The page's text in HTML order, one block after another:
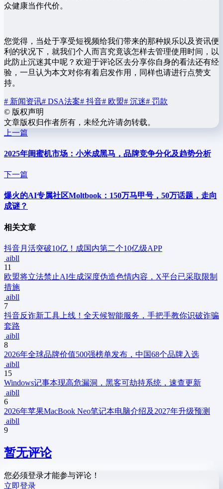
众健康当作代价。
您觉得，当处于享受短视频给我们带来的那种娱乐以及资讯便
利的状况下，就我们个人而言究竟该怎样去管理使用时间，以
此防止沉迷其中呢？欢迎于评论区去分享你自身的看法还有经
验，一旦认为本文对你有着启发作用，同样也请进行点赞支
持。
# 新闻资讯# DSA法案# 抖音# 欧盟# 沉迷# 罚款
© 版权声明
文章版权归作者所有，未经允许请勿转载。
上一篇
2025年闺蜜机市场：小米成黑马，品牌竞争分化及趋势分析
下一篇
爆火的AI专属社区Moltbook：150万马甲号，50万话题，走向
成谜？
相关文章
抖音月活突破10亿！成国内第二个10亿级APP
aibll
11
欧盟将立法禁止AI生成深度伪造色情内容，X平台已采取限制
措施
aibll
7
抖音反诈新工具上线！全天候智能服务，手把手教你识破诈骗
套路
aibll
8
2026年全球品牌价值500强榜单发布，中国68个品牌入选
aibll
15
Windows记事本现高危漏洞，黑客可劫持系统，速查更新
aibll
6
2026年苹果MacBook Neo笔记本电脑介绍及2027年升级预测
aibll
9
暂无评论
您必须登录才能参与评论！
立即登录